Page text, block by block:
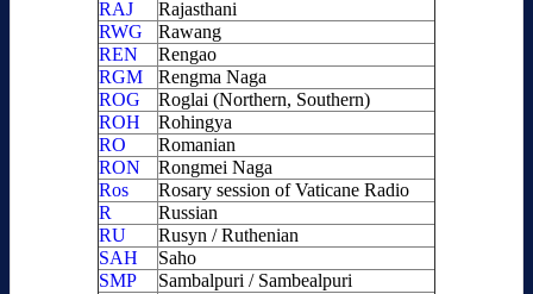
RAJ
Rajasthani
RWG
Rawang
REN
Rengao
RGM
Rengma Naga
ROG
Roglai (Northern, Southern)
ROH
Rohingya
RO
Romanian
RON
Rongmei Naga
Ros
Rosary session of Vaticane Radio
R
Russian
RU
Rusyn / Ruthenian
SAH
Saho
SMP
Sambalpuri / Sambealpuri